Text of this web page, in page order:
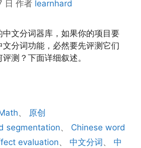
日 作者 learnhard
文分词器库，如果你的项目要
分词功能，必然要先评测它们
测？下面详细叙述。
、 原创
segmentation、 Chinese word
evaluation、 中文分词 、 中